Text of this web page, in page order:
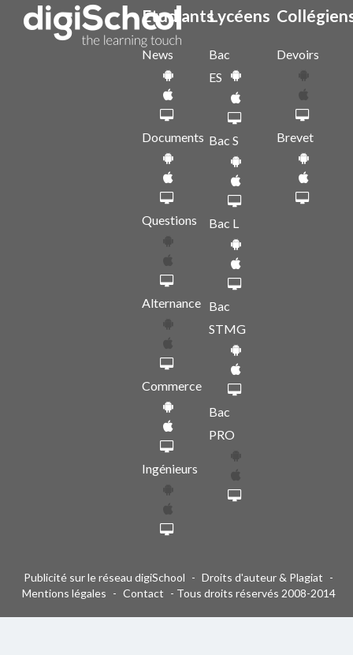
Etudiants
News
Documents
Questions
Alternance
Commerce
Ingénieurs
Lycéens
Bac
ES
Bac S
Bac L
Bac
STMG
Bac
PRO
Devoirs
Brevet
Publicité sur le réseau digiSchool - Droits d'auteur & Plagiat -
Mentions légales - Contact - Tous droits réservés 2008-2014